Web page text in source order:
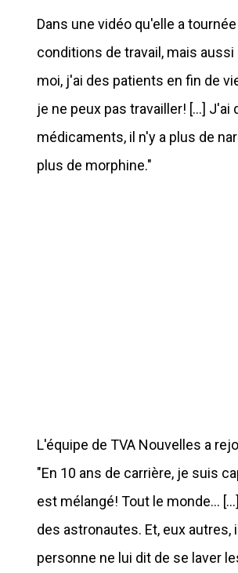
Dans une vidéo qu'elle a
conditions de travail, mais
moi, j'ai des patients en fin de
je ne peux pas travailler! [...]
médicaments, il n'y a plus de
plus de morphine."
L'équipe de TVA Nouvelles a
"En 10 ans de carrière, je suis
est mélangé! Tout le monde...
des astronautes. Et, eux autres,
personne ne lui dit de se laver